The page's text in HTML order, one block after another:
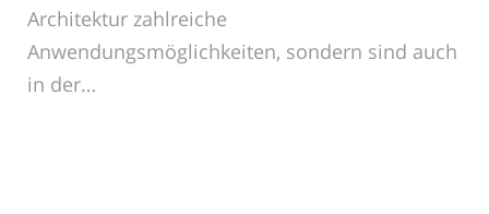
Architektur zahlreiche
Anwendungsmöglichkeiten, sondern sind auch
in der…